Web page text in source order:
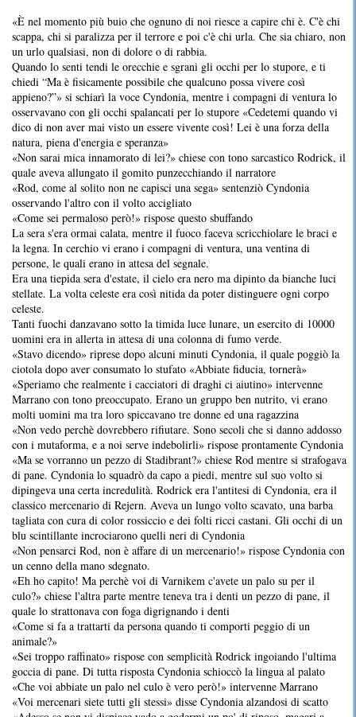
«È nel momento più buio che ognuno di noi riesce a capire chi è. C'è chi
scappa, chi si paralizza per il terrore e poi c'è chi urla. Che sia chiaro, non
un urlo qualsiasi, non di dolore o di rabbia.
Quando lo senti tendi le orecchie e sgrani gli occhi per lo stupore, e ti
chiedi “Ma è fisicamente possibile che qualcuno possa vivere così
appieno?”» si schiarì la voce Cyndonia, mentre i compagni di ventura lo
osservavano con gli occhi spalancati per lo stupore «Cedetemi quando vi
dico di non aver mai visto un essere vivente così! Lei è una forza della
natura, piena d'energia e speranza»
«Non sarai mica innamorato di lei?» chiese con tono sarcastico Rodrick, il
quale aveva allungato il gomito punzecchiando il narratore
«Rod, come al solito non ne capisci una sega» sentenziò Cyndonia
osservando l'altro con il volto accigliato
«Come sei permaloso però!» rispose questo sbuffando
La sera s'era ormai calata, mentre il fuoco faceva scricchiolare le braci e
la legna. In cerchio vi erano i compagni di ventura, una ventina di
persone, le quali erano in attesa del segnale.
Era una tiepida sera d'estate, il cielo era nero ma dipinto da bianche luci
stellate. La volta celeste era così nitida da poter distinguere ogni corpo
celeste.
Tanti fuochi danzavano sotto la timida luce lunare, un esercito di 10000
uomini era in allerta in attesa di una colonna di fumo verde.
«Stavo dicendo» riprese dopo alcuni minuti Cyndonia, il quale poggiò la
ciotola dopo aver consumato lo stufato «Abbiate fiducia, tornerà»
«Speriamo che realmente i cacciatori di draghi ci aiutino» intervenne
Marrano con tono preoccupato. Erano un gruppo ben nutrito, vi erano
molti uomini ma tra loro spiccavano tre donne ed una ragazzina
«Non vedo perchè dovrebbero rifiutare. Sono secoli che si danno addosso
con i mutaforma, e a noi serve indebolirli» rispose prontamente Cyndonia
«Ma se vorranno un pezzo di Stadibrant?» chiese Rod mentre si strafogava
di pane. Cyndonia lo squadrò da capo a piedi, mentre sul suo volto si
dipingeva una certa incredulità. Rodrick era l'antitesi di Cyndonia, era il
classico mercenario di Rejern. Aveva un lungo volto scavato, una barba
tagliata con cura di color rossiccio e dei folti ricci castani. Gli occhi di un
blu scintillante incrociarono quelli neri di Cyndonia
«Non pensarci Rod, non è affare di un mercenario!» rispose Cyndonia con
un cenno della mano sdegnato.
«Eh ho capito! Ma perchè voi di Varnikem c'avete un palo su per il
culo?» chiese l'altra parte mentre teneva tra i denti un pezzo di pane, il
quale lo strattonava con foga digrignando i denti
«Come si fa a trattarti da persona quando ti comporti peggio di un
animale?»
«Sei troppo raffinato» rispose con semplicità Rodrick ingoiando l'ultima
goccia di pane. Di tutta risposta Cyndonia schioccò la lingua al palato
«Che voi abbiate un palo nel culo è vero però!» intervenne Marrano
«Voi mercenari siete tutti gli stessi» disse Cyndonia alzandosi di scatto